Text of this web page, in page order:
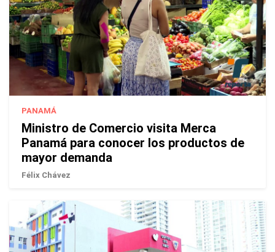
PANAMÁ
Ministro de Comercio visita Merca
Panamá para conocer los productos de
mayor demanda
Félix Chávez